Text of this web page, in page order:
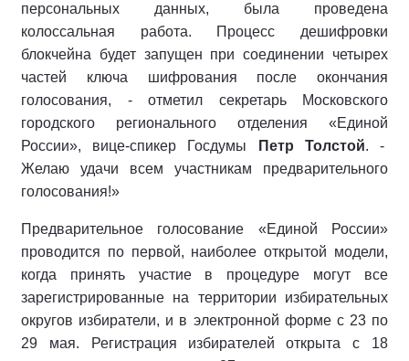
персональных данных, была проведена
колоссальная работа. Процесс дешифровки
блокчейна будет запущен при соединении четырех
частей ключа шифрования после окончания
голосования, - отметил секретарь Московского
городского регионального отделения «Единой
России», вице-спикер Госдумы
Петр Толстой. -
Желаю удачи всем участникам предварительного
голосования!»
Предварительное голосование «Единой России»
проводится по первой, наиболее открытой модели,
когда принять участие в процедуре могут все
зарегистрированные на территории избирательных
округов избиратели, и в электронной форме с 23 по
29 мая. Регистрация избирателей открыта с 18